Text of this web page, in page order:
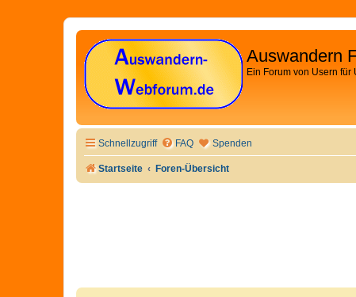
Auswandern
Ein Forum von Usern
Schnellzugriff FAQ Spenden
Startseite Foren-Übersicht